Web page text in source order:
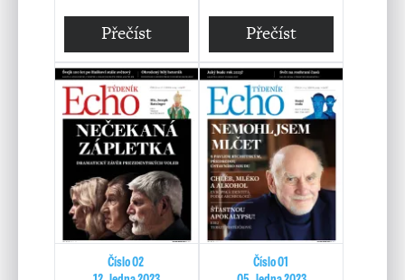
Přečíst Přečíst
Číslo 02
Číslo 01